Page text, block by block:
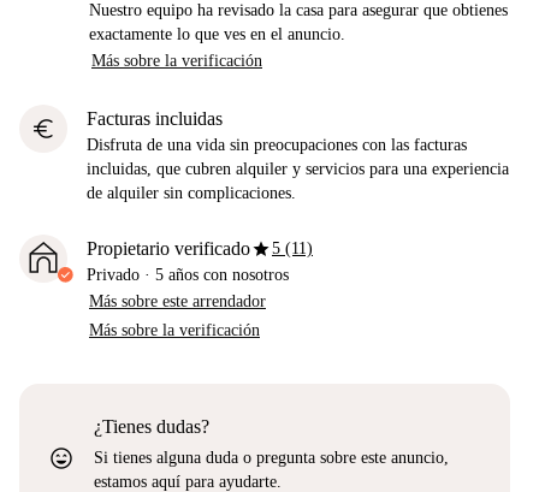
Nuestro equipo ha revisado la casa para asegurar que obtienes
exactamente lo que ves en el anuncio.
Más sobre la verificación
euro Facturas incluidas
Disfruta de una vida sin preocupaciones con las facturas
incluidas, que cubren alquiler y servicios para una experiencia
de alquiler sin complicaciones.
Propietario verificadostar5 (11)
Privado · 5 años con nosotros
Más sobre este arrendador
Más sobre la verificación
sentiment_very_satisfied
¿Tienes dudas?
Si tienes alguna duda o pregunta sobre este anuncio,
estamos aquí para ayudarte.